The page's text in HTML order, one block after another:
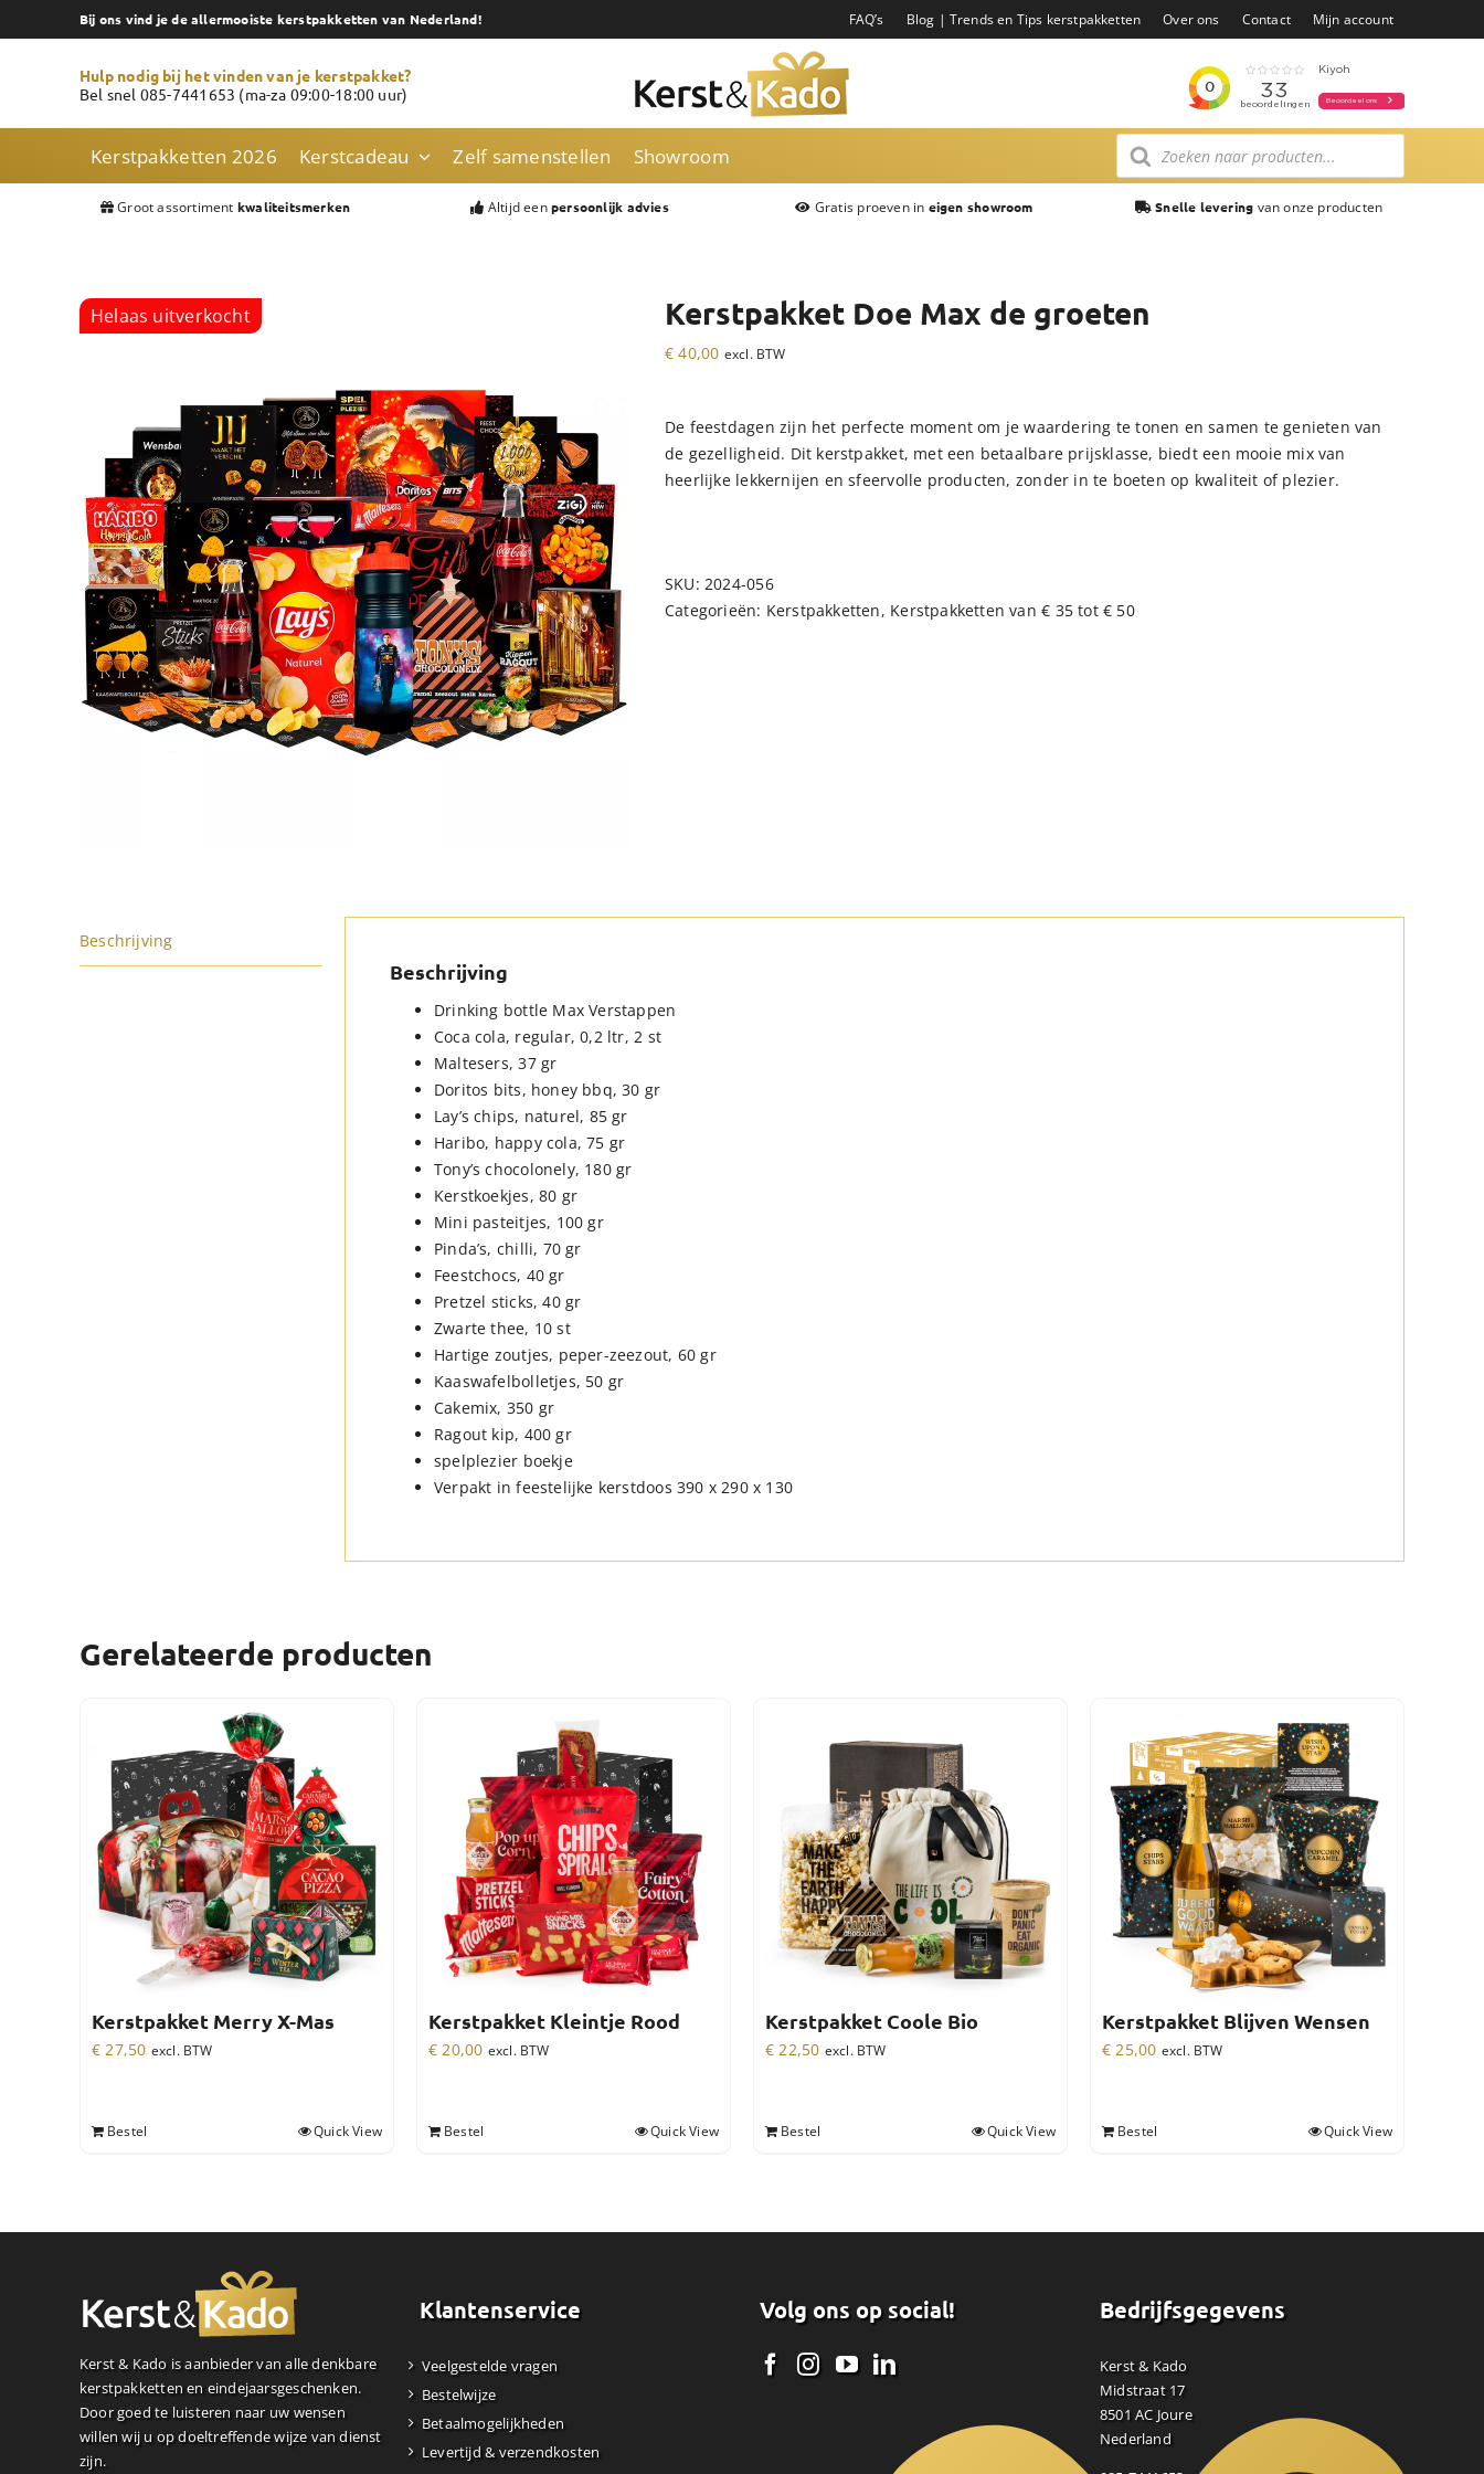
to
Bij ons vind je de allermooiste kerstpakketten van Nederland! FAQ’s Blog | Trends en Tips kerstpakketten Over ons Contact Mijn account
Hulp nodig bij het vinden van je kerstpakket?
Bel snel 085-7441653 (ma-za 09:00-18:00 uur)
Kerstpakketten 2026 Kerstcadeau Zelf samenstellen Showroom
Producten
zoeken
Groot assortiment kwaliteitsmerken Altijd een persoonlijk advies Gratis proeven in eigen showroom Snelle levering van onze producten
Helaas uitverkocht Kerstpakket Doe Max de groeten
€ 40,00 excl. BTW
De feestdagen zijn het perfecte moment om je waardering te tonen en samen te genieten van
de gezelligheid. Dit kerstpakket, met een betaalbare prijsklasse, biedt een mooie mix van
heerlijke lekkernijen en sfeervolle producten, zonder in te boeten op kwaliteit of plezier.
SKU:2024-056
Categorieën: Kerstpakketten, Kerstpakketten van € 35 tot € 50
Beschrijving
Beschrijving
Drinking bottle Max Verstappen
Coca cola, regular, 0,2 ltr, 2 st
Maltesers, 37 gr
Doritos bits, honey bbq, 30 gr
Lay’s chips, naturel, 85 gr
Haribo, happy cola, 75 gr
Tony’s chocolonely, 180 gr
Kerstkoekjes, 80 gr
Mini pasteitjes, 100 gr
Pinda’s, chilli, 70 gr
Feestchocs, 40 gr
Pretzel sticks, 40 gr
Zwarte thee, 10 st
Hartige zoutjes, peper-zeezout, 60 gr
Kaaswafelbolletjes, 50 gr
Cakemix, 350 gr
Ragout kip, 400 gr
spelplezier boekje
Verpakt in feestelijke kerstdoos 390 x 290 x 130
Gerelateerde producten
Kerstpakket Merry X-Mas
€ 27,50 excl. BTW
Bestel Quick View
Kerstpakket Kleintje Rood
€ 20,00 excl. BTW
Bestel Quick View
Kerstpakket Coole Bio
€ 22,50 excl. BTW
Bestel Quick View
Kerstpakket Blijven Wensen
€ 25,00 excl. BTW
Bestel Quick View
Kerst & Kado is aanbieder van alle denkbare
kerstpakketten en eindejaarsgeschenken.
Door goed te luisteren naar uw wensen
willen wij u op doeltreffende wijze van dienst
zijn.
Klantenservice
Veelgestelde vragen
Bestelwijze
Betaalmogelijkheden
Levertijd & verzendkosten
Volg ons op social! Bedrijfsgegevens
Kerst & Kado
Midstraat 17
8501 AC Joure
Nederland